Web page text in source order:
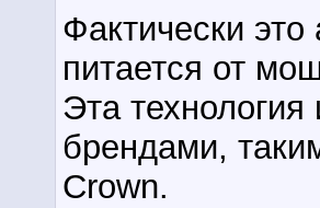
Фактически
питается от
Эта
брендами,
Crown.